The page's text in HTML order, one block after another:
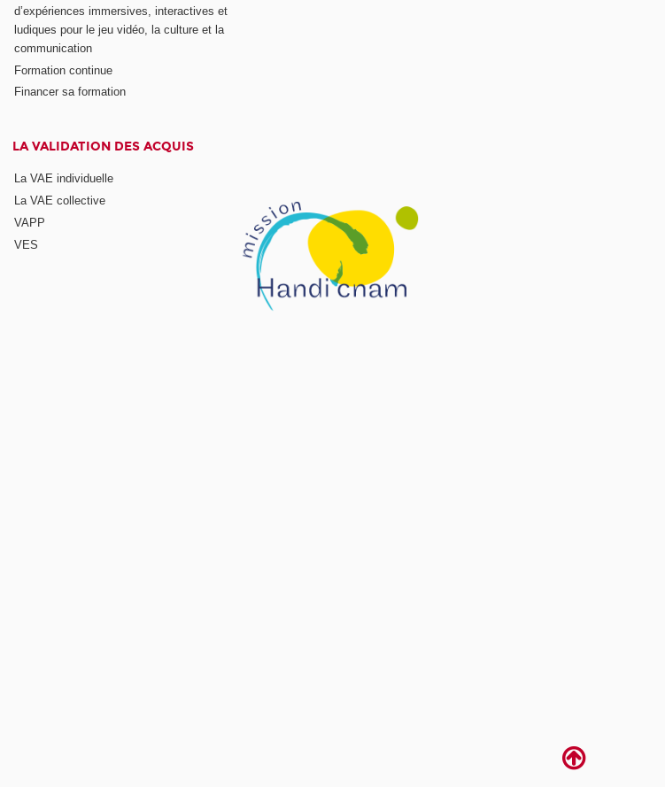
d’expériences immersives, interactives et
ludiques pour le jeu vidéo, la culture et la
communication
Formation continue
Financer sa formation
LA VALIDATION DES ACQUIS
La VAE individuelle
La VAE collective
VAPP
VES